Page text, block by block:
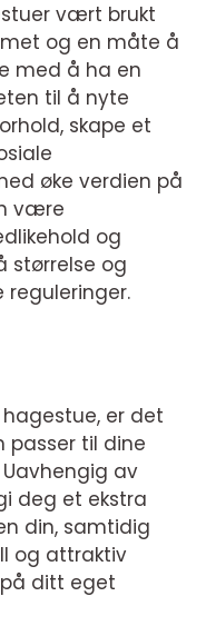
vært brukt
og en måte å
med å ha en
til å nyte
skape et
øke verdien på
være
og
størrelse og
reguleringer.
er det
passer til dine
av
deg et ekstra
din, samtidig
og attraktiv
på ditt eget